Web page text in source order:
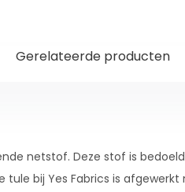
Gerelateerde producten
netstof. Deze stof is
tule bij Yes Fabrics is